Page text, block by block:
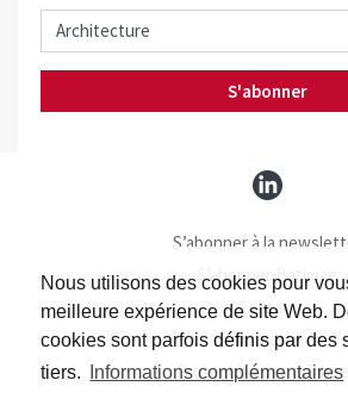
Nous utilisons des cookies pour
meilleure expérience de site Web.
cookies sont parfois définis par des
tiers.
Informations complémentaires
S'abonner
S’abonner à la
S’abonner Batimag
Contact
Impressum
Protection des données